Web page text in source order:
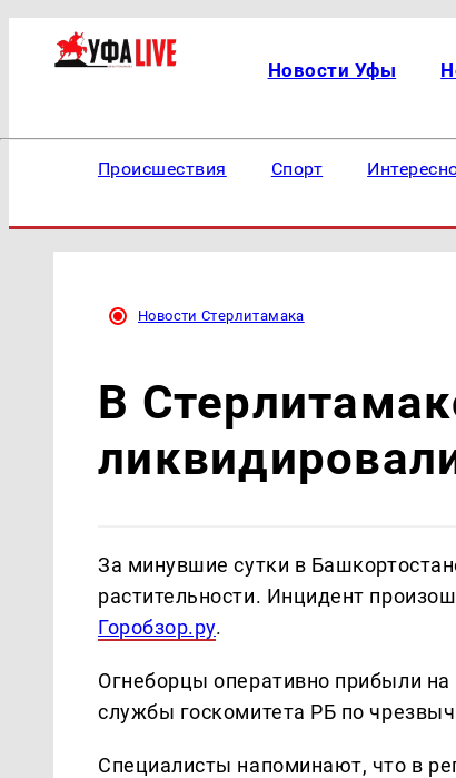
Новости Уфы
Происшествия Спорт
Новости Стерлитамака
В
За минувшие сутки в
растительности. Инцидент
Горобзор.ру.
Огнеборцы оперативно прибыли
службы госкомитета РБ по
Специалисты напоминают, что в